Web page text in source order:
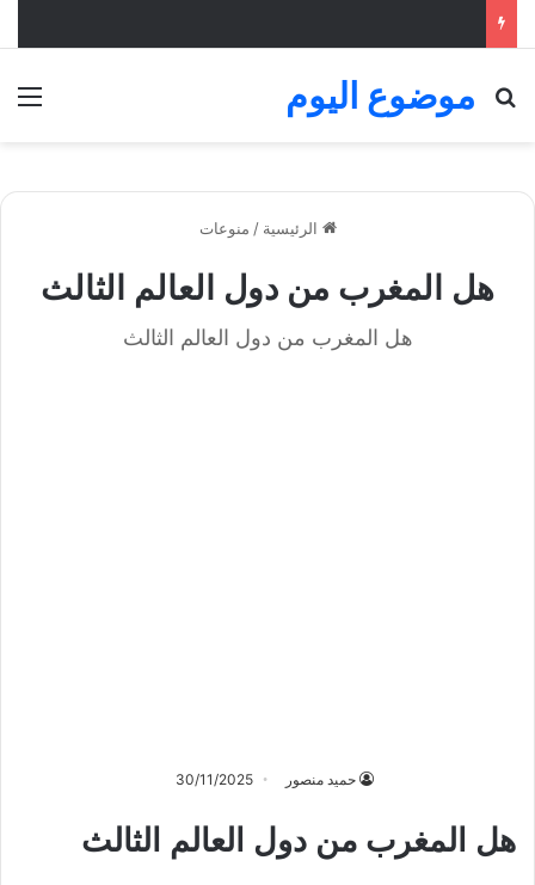
موضوع اليوم
بحث عن
الرئيسية / منوعات
هل المغرب من دول العالم الثالث
هل المغرب من دول العالم الثالث
حميد منصور 30/11/2025
هل المغرب من دول العالم الثالث